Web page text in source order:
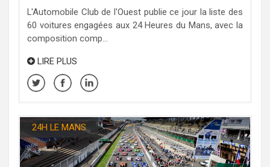
L'Automobile Club de l'Ouest publie ce jour la liste des
60 voitures engagées aux 24 Heures du Mans, avec la
composition comp...
LIRE PLUS
24H LE MANS